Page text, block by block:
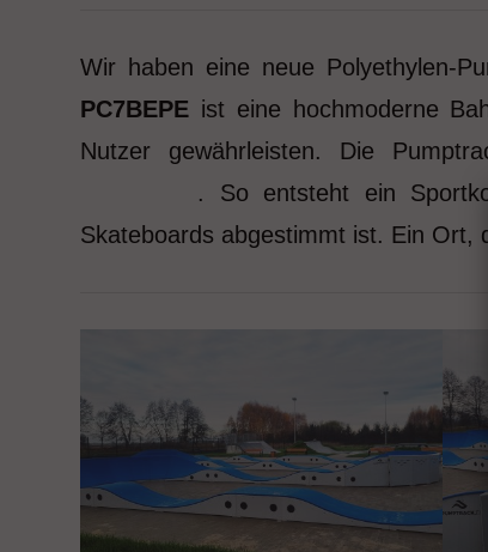
Wir haben eine neue Polyethylen-
PC7BEPE ist eine hochmoderne
Nutzer gewährleisten. Die
. So entsteht ein
Skateboards abgestimmt ist. Ein Ort,